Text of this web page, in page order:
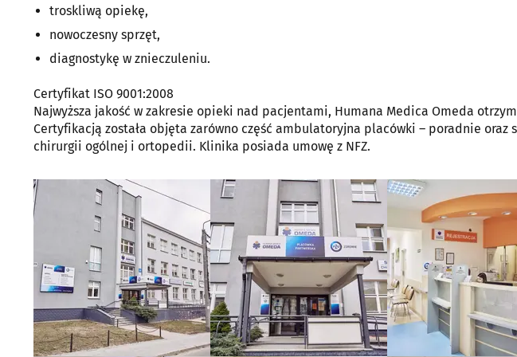
troskliwą opiekę,
nowoczesny sprzęt,
diagnostykę w znieczuleniu.
Certyfikat ISO 9001:2008
Najwyższa jakość w zakresie opieki nad pacjentami, Humana Medica Omeda
Certyfikacją została objęta zarówno część ambulatoryjna placówki – poradnie oraz
chirurgii ogólnej i ortopedii. Klinika posiada umowę z NFZ.